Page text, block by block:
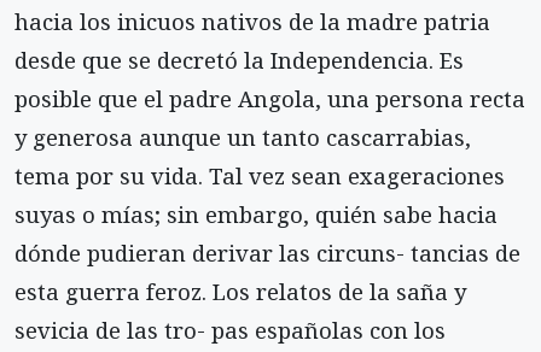
hacia los inicuos nativos de la madre patria
desde que se decretó la Independencia. Es
posible que el padre Angola, una persona recta
y generosa aunque un tanto cascarrabias,
tema por su vida. Tal vez sean exageraciones
suyas o mías; sin embargo, quién sabe hacia
dónde pudieran derivar las circuns- tancias de
esta guerra feroz. Los relatos de la saña y
sevicia de las tro- pas españolas con los